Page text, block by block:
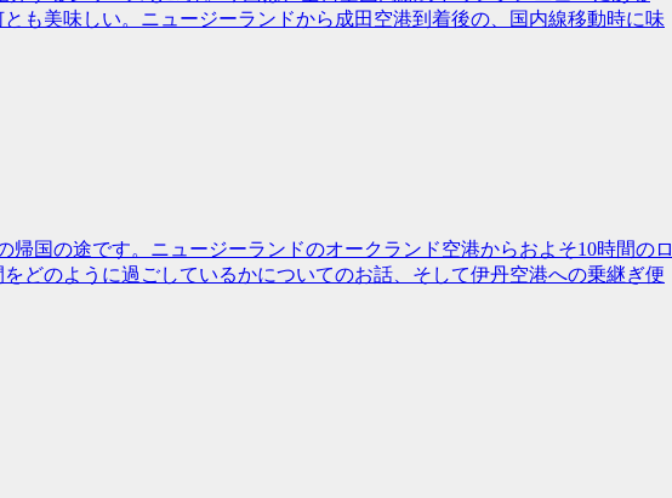
も美味しい。ニュージーランドから成田空港到着後の、国内線移動時に味
帰国の途です。ニュージーランドのオークランド空港からおよそ10時間のロ
どのように過ごしているかについてのお話、そして伊丹空港への乗継ぎ便